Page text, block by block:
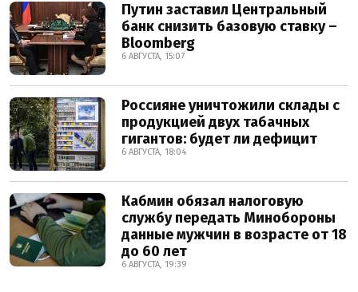
Путин заставил Центральный
банк снизить базовую ставку –
Bloomberg
6 АВГУСТА, 15:07
Россияне уничтожили склады с
продукцией двух табачных
гигантов: будет ли дефицит
6 АВГУСТА, 18:04
Кабмин обязал налоговую
службу передать Минобороны
данные мужчин в возрасте от 18
до 60 лет
6 АВГУСТА, 19:39